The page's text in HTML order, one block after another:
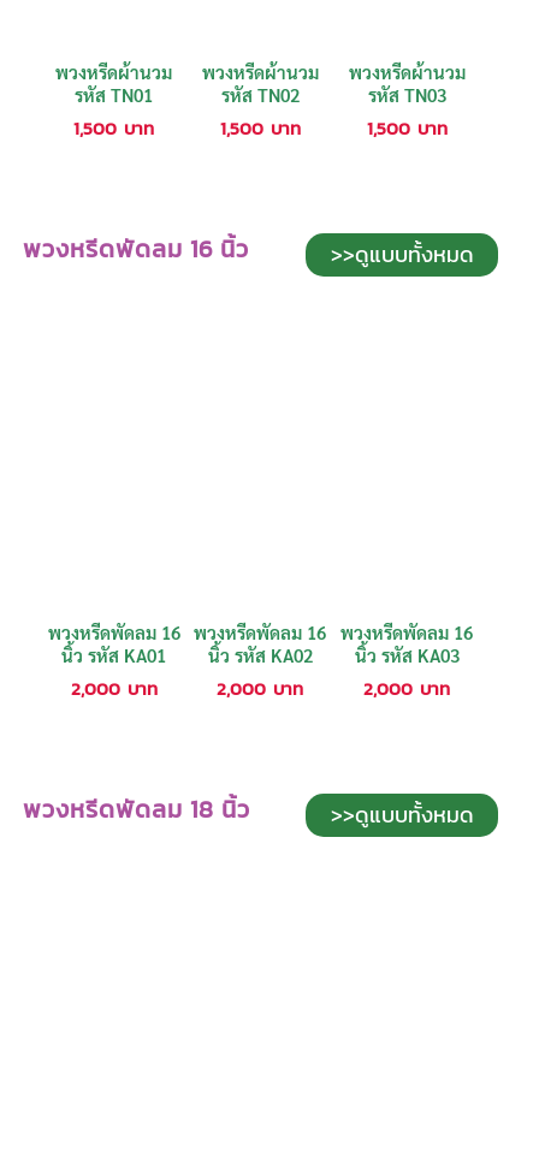
พวงหรีดผ้านวม
รหัส TN01
1,500 บาท
พวงหรีดผ้านวม
รหัส TN02
1,500 บาท
พวงหรีดผ้านวม
รหัส TN03
1,500 บาท
พวงหรีดพัดลม 16 นิ้ว >>ดูแบบทั้งหมด
พวงหรีดพัดลม 16
นิ้ว รหัส KA01
2,000 บาท
พวงหรีดพัดลม 16
นิ้ว รหัส KA02
2,000 บาท
พวงหรีดพัดลม 16
นิ้ว รหัส KA03
2,000 บาท
พวงหรีดพัดลม 18 นิ้ว >>ดูแบบทั้งหมด